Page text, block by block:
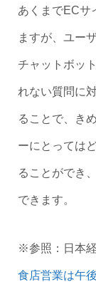
あくまでECサ
ますが、ユー
チャットボッ
れない質問に
ることで、き
ーにとっては
ることができ
できます。
※参照：日本
食店営業は午